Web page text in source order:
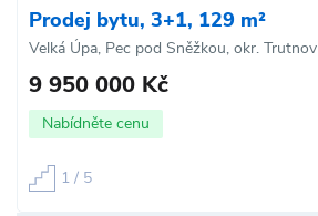
Prodej bytu, 3+1, 129 m²
Velká Úpa, Pec pod Sněžkou, okr. Trutnov
9 950 000 Kč
Nabídněte cenu
1 / 5